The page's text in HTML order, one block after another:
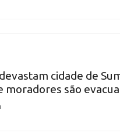
cidade de
moradores são